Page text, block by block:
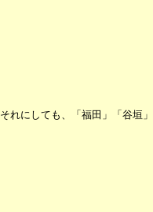
れにしても、「福田」「谷垣